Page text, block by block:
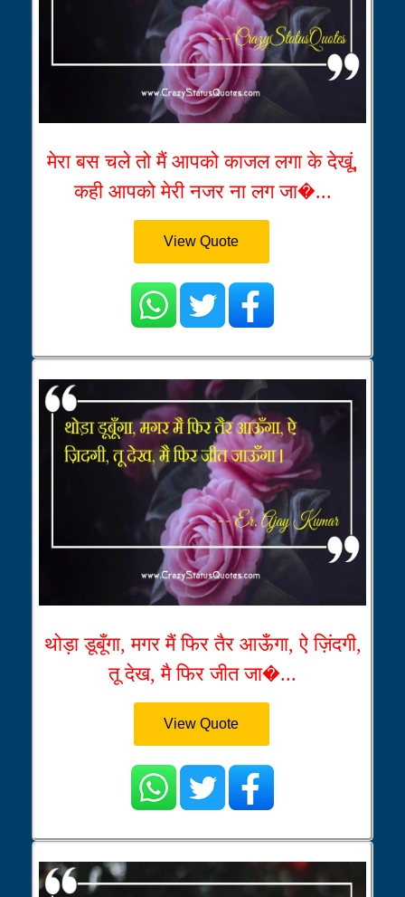
मेरा बस चले तो मैं आपको काजल लगा के देखूं,
कही आपको मेरी नजर ना लग जा�...
View Quote
थोड़ा डूबूँगा, मगर मैं फिर तैर आऊँगा, ऐ ज़िंदगी,
तू देख, मै फिर जीत जा�...
View Quote